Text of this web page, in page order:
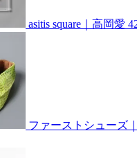
asitis square｜高岡愛
ファーストシューズ